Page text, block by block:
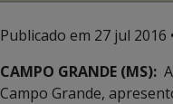
Publicado em 27 jul 2016
CAMPO GRANDE (MS):
Campo Grande,